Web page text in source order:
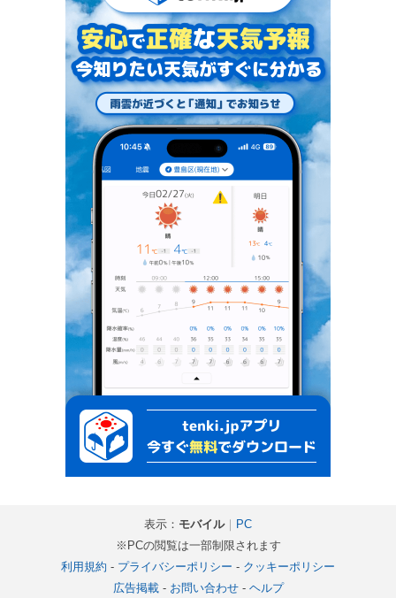
表示： モバイル｜ PC
※PCの閲覧は一部制限されます
利用規約 - プライバシーポリシー - クッキーポリシー
広告掲載- お問い合わせ- ヘルプ